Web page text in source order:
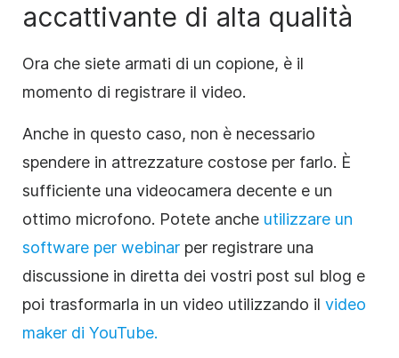
accattivante di alta qualità
Ora che siete armati di un copione, è il
momento di registrare il video.
Anche in questo caso, non è necessario
spendere in attrezzature costose per farlo. È
sufficiente una videocamera decente e un
ottimo microfono. Potete anche utilizzare un
software per webinar per registrare una
discussione in diretta dei vostri post sul blog e
poi trasformarla in un video utilizzando il video
maker di YouTube.